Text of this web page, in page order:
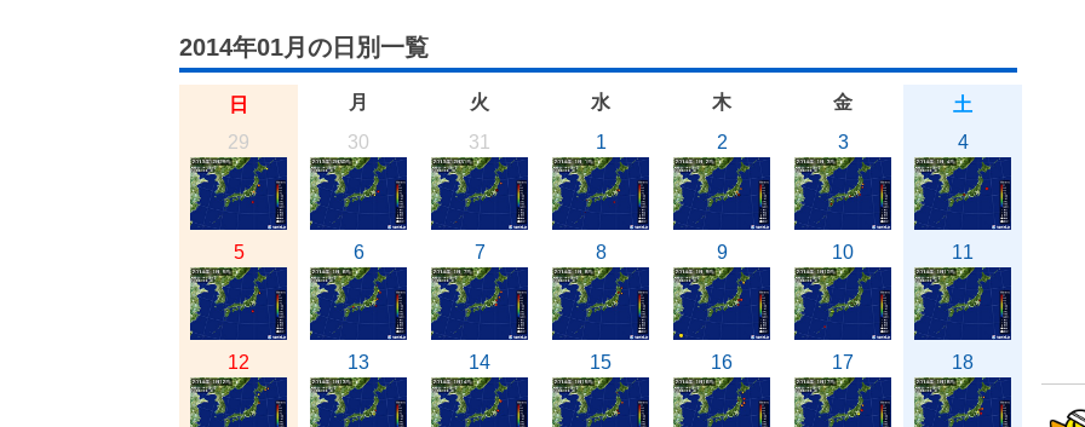
2014年01月の日別一覧
日 月 火 水 木 金
土
29
30 31 1 2 3 4
5 6 7 8 9 10 11
12 13 14 15 16 17 18